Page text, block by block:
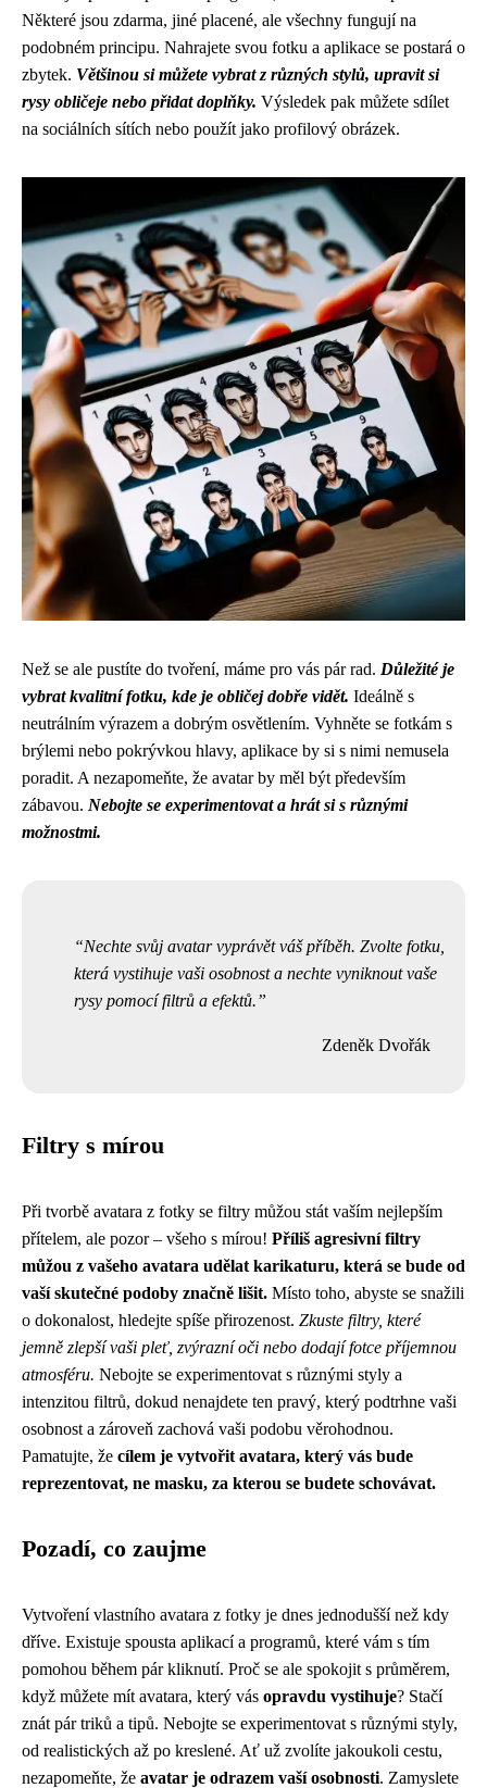
Některé jsou zdarma, jiné placené, ale všechny fungují na
podobném principu. Nahrajete svou fotku a aplikace se postará o
zbytek. Většinou si můžete vybrat z různých stylů, upravit si
rysy obličeje nebo přidat doplňky. Výsledek pak můžete sdílet
na sociálních sítích nebo použít jako profilový obrázek.
Než se ale pustíte do tvoření, máme pro vás pár rad. Důležité je
vybrat kvalitní fotku, kde je obličej dobře vidět. Ideálně s
neutrálním výrazem a dobrým osvětlením. Vyhněte se fotkám s
brýlemi nebo pokrývkou hlavy, aplikace by si s nimi nemusela
poradit. A nezapomeňte, že avatar by měl být především
zábavou. Nebojte se experimentovat a hrát si s různými
možnostmi.
Nechte svůj avatar vyprávět váš příběh. Zvolte fotku,
která vystihuje vaši osobnost a nechte vyniknout vaše
rysy pomocí filtrů a efektů.
Zdeněk Dvořák
Filtry s mírou
Při tvorbě avatara z fotky se filtry můžou stát vaším nejlepším
přítelem, ale pozor – všeho s mírou! Příliš agresivní filtry
můžou z vašeho avatara udělat karikaturu, která se bude od
vaší skutečné podoby značně lišit. Místo toho, abyste se snažili
o dokonalost, hledejte spíše přirozenost. Zkuste filtry, které
jemně zlepší vaši pleť, zvýrazní oči nebo dodají fotce příjemnou
atmosféru. Nebojte se experimentovat s různými styly a
intenzitou filtrů, dokud nenajdete ten pravý, který podtrhne vaši
osobnost a zároveň zachová vaši podobu věrohodnou.
Pamatujte, že cílem je vytvořit avatara, který vás bude
reprezentovat, ne masku, za kterou se budete schovávat.
Pozadí, co zaujme
Vytvoření vlastního avatara z fotky je dnes jednodušší než kdy
dříve. Existuje spousta aplikací a programů, které vám s tím
pomohou během pár kliknutí. Proč se ale spokojit s průměrem,
když můžete mít avatara, který vás opravdu vystihuje? Stačí
znát pár triků a tipů. Nebojte se experimentovat s různými styly,
od realistických až po kreslené. Ať už zvolíte jakoukoli cestu,
nezapomeňte, že avatar je odrazem vaší osobnosti. Zamyslete